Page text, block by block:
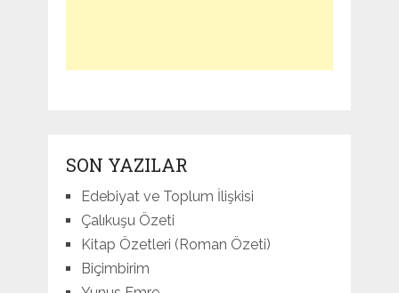
SON YAZILAR
Edebiyat ve Toplum İlişkisi
Çalıkuşu Özeti
Kitap Özetleri (Roman Özeti)
Biçimbirim